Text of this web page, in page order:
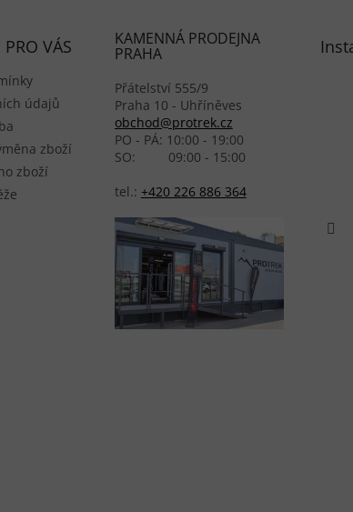
VÁS
údajů
zboží
zboží
KAMENNÁ PRODEJNA
PRAHA
Přátelství 555/9
Praha 10 - Uhříněves
obchod@protrek.cz
PO - PÁ: 10:00 - 19:00
SO: 09:00 - 15:00
tel.: +420 226 886 364